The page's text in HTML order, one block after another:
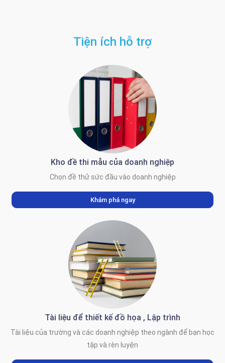
Tiện ích hỗ trợ
Kho đề thi mẫu của doanh nghiệp
Chọn đề thử sức đầu vào doanh nghiệp
Khám phá ngay
Tài liệu để thiết kế đồ họa , Lập trình
Tài liệu của trường và các doanh nghiệp theo ngành để bạn học
tập và rèn luyện